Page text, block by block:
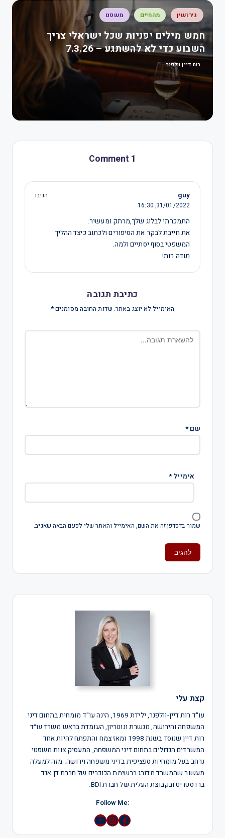
גירושין מהחיים משפט
חמש מילים יפניות שכל ישראלי צריך
השבוע כדי לא להשתגע – 7.3.26
רות דיין וולפנר
1 Comment
guy
הגיבו
31/01/2022,
16:30
התמכרתי לבלוג שלך,מרתק ומעשיר.
את חייבת לבקר את הסיפורים ולכתוב כיצד ההליך
המשפטי בסוף יסתיים ולמה.
תודה רות!
כתיבת תגובה
האימייל לא יוצג באתר. שדות החובה מסומנים*
שם*
אימייל*
שמור בדפדפן זה את השם, האימייל והאתר שלי לפעם הבאה שאגיב.
קצת עלי
עו"ד רות דיין-וולפנר, ילידת 1969, הינה עו"ד מומחית בתחום דיני
המשפחה והירושה, מגשרת ונוטריון, העומדת בראש משרד עו״ד
רות דיין שנוסד בשנת 1998 ומאז צמח והתפתח להיות אחד
המשרדים הגדולים בתחום דיני המשפחה, המעסיק צוות משפטי
נרחב בעל מומחיות ספציפית בדיני משפחה וירושה. מזה למעלה
מעשור שהמשרד מדורג ברשימת הכוכבים של חברת דן אנד
ברדסטריט ובקבוצת העלית של חברת BDI.
:Follow Me
Instagram
YouTube